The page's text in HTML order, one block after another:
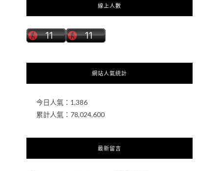
線上人數
網站人氣統計
今日人氣： 1,386
累計人氣： 78,024,600
最新留言